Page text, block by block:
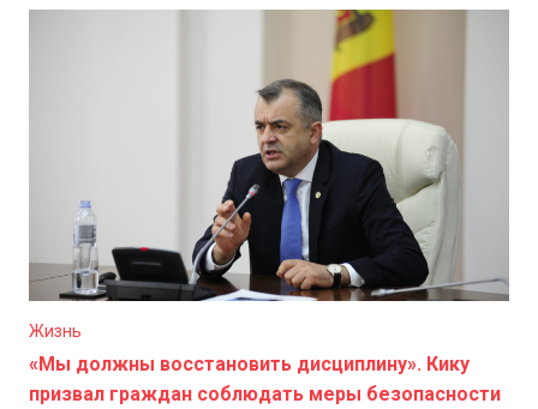
Центра COVID-19 на Moldexpo. «Решили открыть еще
несколько полевых госпиталей. Мы также
Жизнь
«Мы должны восстановить дисциплину». Кику
призвал граждан соблюдать меры безопасности